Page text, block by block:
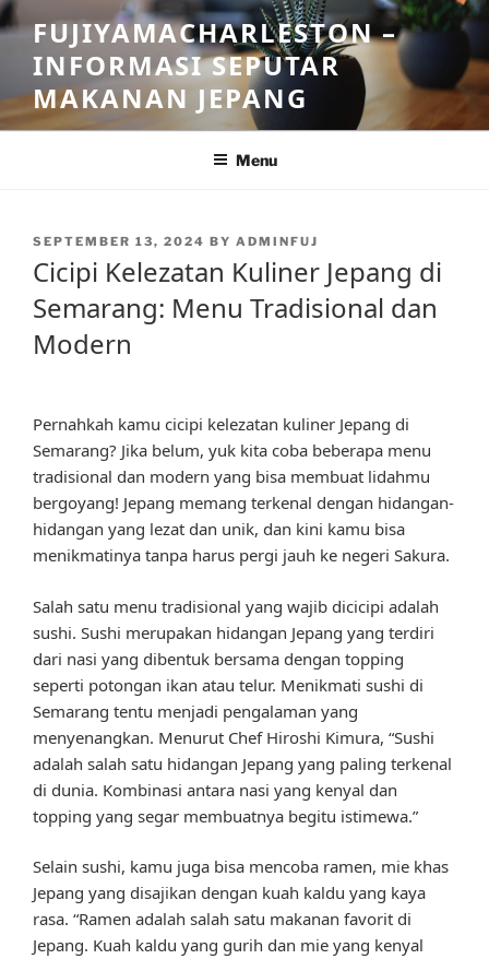
Skip
to
content
FUJIYAMACHARLESTON –
INFORMASI SEPUTAR
MAKANAN JEPANG
Menu
POSTED
ON
SEPTEMBER 13, 2024 BY ADMINFUJ
Cicipi Kelezatan Kuliner Jepang di
Semarang: Menu Tradisional dan
Modern
Pernahkah kamu cicipi kelezatan kuliner Jepang di
Semarang? Jika belum, yuk kita coba beberapa menu
tradisional dan modern yang bisa membuat lidahmu
bergoyang! Jepang memang terkenal dengan hidangan-
hidangan yang lezat dan unik, dan kini kamu bisa
menikmatinya tanpa harus pergi jauh ke negeri Sakura.
Salah satu menu tradisional yang wajib dicicipi adalah
sushi. Sushi merupakan hidangan Jepang yang terdiri
dari nasi yang dibentuk bersama dengan topping
seperti potongan ikan atau telur. Menikmati sushi di
Semarang tentu menjadi pengalaman yang
menyenangkan. Menurut Chef Hiroshi Kimura, “Sushi
adalah salah satu hidangan Jepang yang paling terkenal
di dunia. Kombinasi antara nasi yang kenyal dan
topping yang segar membuatnya begitu istimewa.”
Selain sushi, kamu juga bisa mencoba ramen, mie khas
Jepang yang disajikan dengan kuah kaldu yang kaya
rasa. “Ramen adalah salah satu makanan favorit di
Jepang. Kuah kaldu yang gurih dan mie yang kenyal